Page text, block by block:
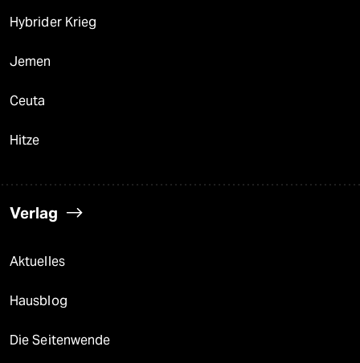
Hybrider Krieg
Jemen
Ceuta
Hitze
Verlag
Aktuelles
Hausblog
Die Seitenwende